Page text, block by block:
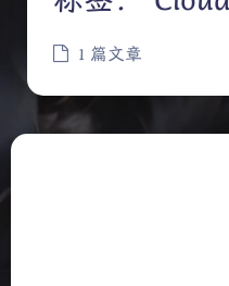
1 篇文章